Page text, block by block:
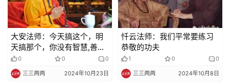
纪
录
佛
艺
大安法师：今天搞这个，明
天搞那个，你没有智慧,善根
浅薄、业障深重
0 0 0
三三两两 2024年10月23日
忏云法师：我们平常要练习
恭敬的功夫
1 0 0
三三两两 2024年10月8日